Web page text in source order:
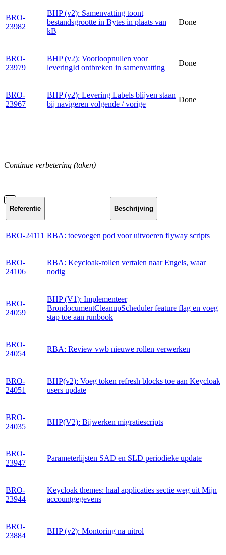
BRO-
23982
BHP (v2): Samenvatting toont
bestandsgrootte in Bytes in plaats van
kB
Done
BRO-
23979
BHP (v2): Voorloopnullen voor
leveringId ontbreken in samenvatting
Done
BRO-
23967
BHP (v2): Levering Labels blijven staan
bij navigeren volgende / vorige
Done
Continue verbetering (taken)
Referentie Beschrijving
BRO-24111 RBA: toevoegen pod voor uitvoeren flyway scripts
BRO-
24106
RBA: Keycloak-rollen vertalen naar Engels, waar
nodig
BRO-
24059
BHP (V1): Implementeer
BrondocumentCleanupScheduler feature flag en voeg
stap toe aan runbook
BRO-
24054
RBA: Review vwb nieuwe rollen verwerken
BRO-
24051
BHP(v2): Voeg token refresh blocks toe aan Keycloak
users update
BRO-
24035
BHP(V2): Bijwerken migratiescripts
BRO-
23947
Parameterlijsten SAD en SLD periodieke update
BRO-
23944
Keycloak themes: haal applicaties sectie weg uit Mijn
accountgegevens
BRO-
23884
BHP (v2): Montoring na uitrol